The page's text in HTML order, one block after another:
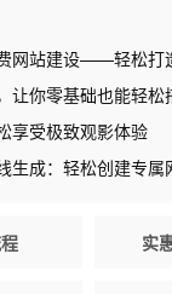
站建设——轻松打造你
你零基础也能轻松搭
享受极致观影体验
轻松创建专属网站，助力个
实